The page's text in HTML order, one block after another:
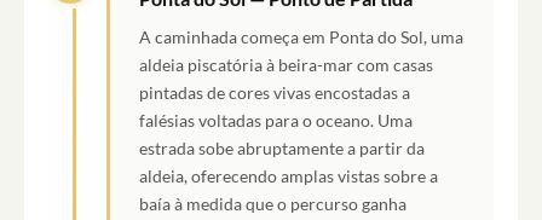
A caminhada começa em Ponta do Sol, uma
aldeia piscatória à beira-mar com casas
pintadas de cores vivas encostadas a
falésias voltadas para o oceano. Uma
estrada sobe abruptamente a partir da
aldeia, oferecendo amplas vistas sobre a
baía à medida que o percurso ganha